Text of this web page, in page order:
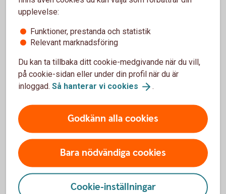
Värdepapperstjänst IP-depå
IP-depå är ett bra alternativ för dig som vill förvalta
göra egna värdepappersaffärer.
Värdepapperstjänst IP-depå
Vilken värdepapperstjänst passar
dig?
upplevelse:
Funktioner, prestanda och statistik
Relevant marknadsföring
Du kan ta tillbaka ditt cookie-medgivande när du vill,
på cookie-sidan eller under din profil när du är
inloggad. Så hanterar vi cookies .
Godkänn alla cookies
Bara nödvändiga cookies
Cookie-inställningar